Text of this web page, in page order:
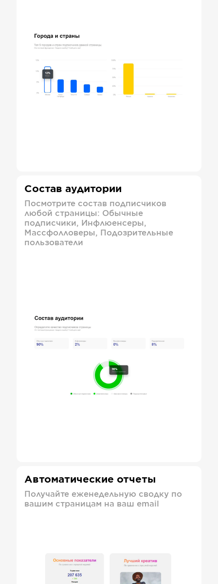
Состав аудитории
Посмотрите состав подписчиков
любой страницы: Обычные
подписчики, Инфлюенсеры,
Массфолловеры, Подозрительные
пользователи
Автоматические отчеты
Получайте еженедельную сводку по
вашим страницам на ваш email